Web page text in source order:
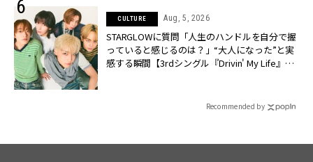
CULTURE Aug, 5, 2026
STARGLOWに質問「人生のハンドルを自分で握
っていると感じるのは？」“大️人になった”と実
感する瞬間【3rdシングル『Drivin' My Life』発
Recommended by